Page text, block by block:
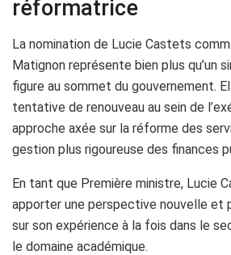
réformatrice
La nomination de Lucie Castets
Matignon représente bien plus qu’un
figure au sommet du gouvernement.
tentative de renouveau au sein de
approche axée sur la réforme des
gestion plus rigoureuse des finances
En tant que Première ministre, Lucie
apporter une perspective nouvelle et
sur son expérience à la fois dans le
le domaine académique.